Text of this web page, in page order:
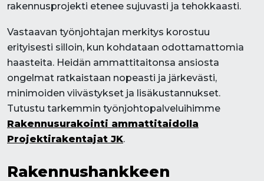
rakennusprojekti etenee sujuvasti ja tehokkaasti.
Vastaavan työnjohtajan merkitys korostuu
erityisesti silloin, kun kohdataan odottamattomia
haasteita. Heidän ammattitaitonsa ansiosta
ongelmat ratkaistaan nopeasti ja järkevästi,
minimoiden viivästykset ja lisäkustannukset.
Tutustu tarkemmin työnjohtopalveluihimme
Rakennusurakointi ammattitaidolla
Projektirakentajat JK.
Rakennushankkeen